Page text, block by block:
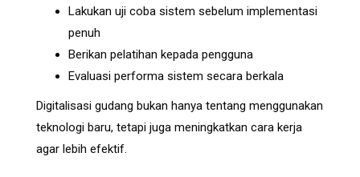
Lakukan uji coba sistem sebelum implementasi
penuh
Berikan pelatihan kepada pengguna
Evaluasi performa sistem secara berkala
Digitalisasi gudang bukan hanya tentang menggunakan
teknologi baru, tetapi juga meningkatkan cara kerja
agar lebih efektif.